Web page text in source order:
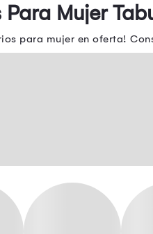
Mujer
para mujer en oferta!